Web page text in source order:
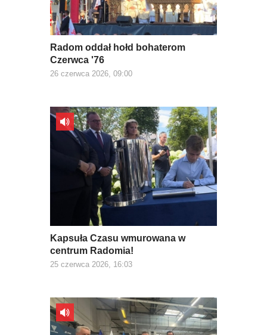
Radom oddał hołd bohaterom
Czerwca '76
26 czerwca 2026, 09:00
Kapsuła Czasu wmurowana w
centrum Radomia!
25 czerwca 2026, 16:03